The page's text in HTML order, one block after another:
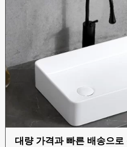
대량 가격과 빠른 배송으로